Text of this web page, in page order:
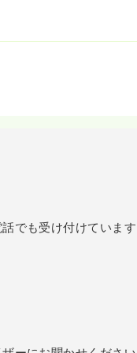
でも受け付けていま